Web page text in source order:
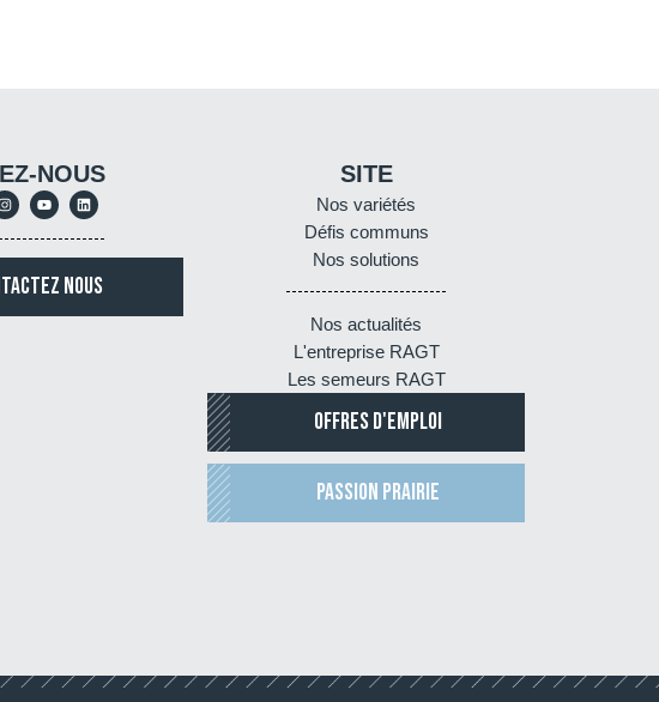
NOUS
NOUS
SITE
Nos variétés
Défis communs
Nos solutions
Nos actualités
L'entreprise RAGT
Les semeurs RAGT
OFFRES D'EMPLOI
PASSION PRAIRIE